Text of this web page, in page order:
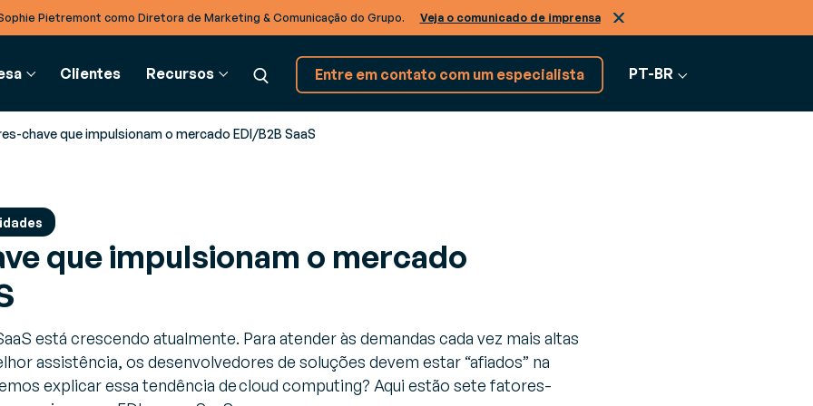
Pietremont como Diretora de Marketing & Comunicação do Grupo. Veja o comunicado de imprensa
de recursos (RMS)
a gestão dos seus
de produção logísticos
a eficiência em seu
Soluções EDI
Modernize suas trocas
TradeXpress Infinity
B2B e A2A de última geração
Parceiros
Descubra nosso ecossistema de parceiros
Clientes Recursos
Glossário
Consultoria
Para enfrentar os desafios do seu negócio
Entre em contato com um especialista PT-BR
chave que impulsionam o mercado EDI/B2B SaaS
que impulsionam o mercado
está crescendo atualmente. Para atender às demandas cada vez mais altas
assistência, os desenvolvedores de soluções devem estar “afiados” na
explicar essa tendência de cloud computing? Aqui estão sete fatores-